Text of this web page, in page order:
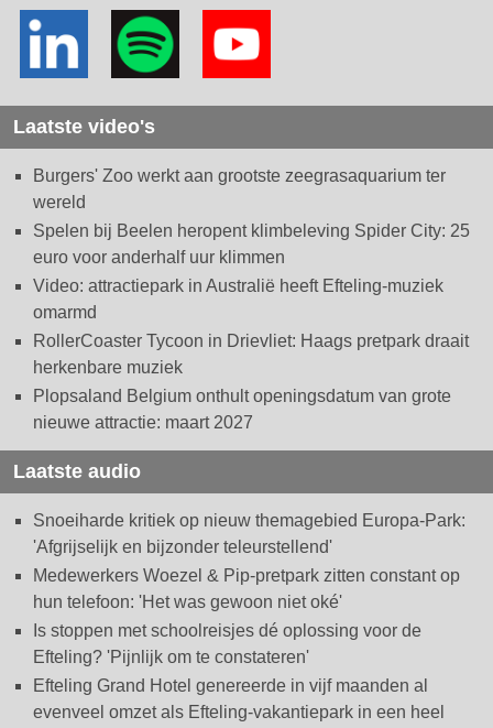
Laatste video's
Burgers' Zoo werkt aan grootste zeegrasaquarium ter
wereld
Spelen bij Beelen heropent klimbeleving Spider City: 25
euro voor anderhalf uur klimmen
Video: attractiepark in Australië heeft Efteling-muziek
omarmd
RollerCoaster Tycoon in Drievliet: Haags pretpark draait
herkenbare muziek
Plopsaland Belgium onthult openingsdatum van grote
nieuwe attractie: maart 2027
Laatste audio
Snoeiharde kritiek op nieuw themagebied Europa-Park:
'Afgrijselijk en bijzonder teleurstellend'
Medewerkers Woezel & Pip-pretpark zitten constant op
hun telefoon: 'Het was gewoon niet oké'
Is stoppen met schoolreisjes dé oplossing voor de
Efteling? 'Pijnlijk om te constateren'
Efteling Grand Hotel genereerde in vijf maanden al
evenveel omzet als Efteling-vakantiepark in een heel